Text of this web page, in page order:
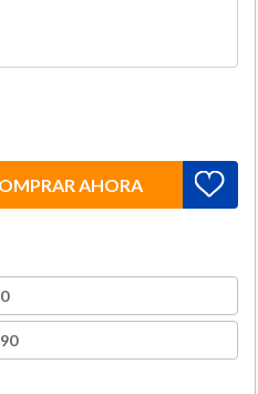
AHORA